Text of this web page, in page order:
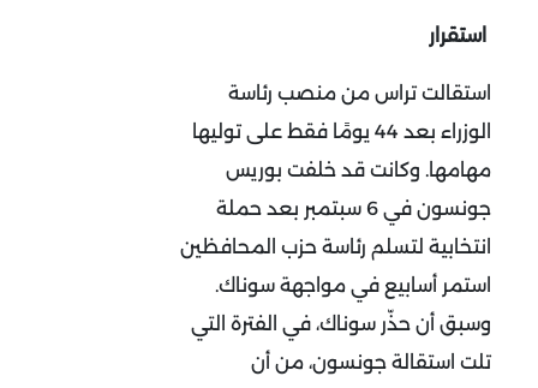
استقرار
استقالت تراس من منصب رئاسة
الوزراء بعد 44 يومًا فقط على توليها
مهامها. وكانت قد خلفت بوريس
جونسون في 6 سبتمبر بعد حملة
انتخابية لتسلم رئاسة حزب المحافظين
استمر أسابيع في مواجهة سوناك.
وسبق أن حذّر سوناك، في الفترة التي
تلت استقالة جونسون، من أن